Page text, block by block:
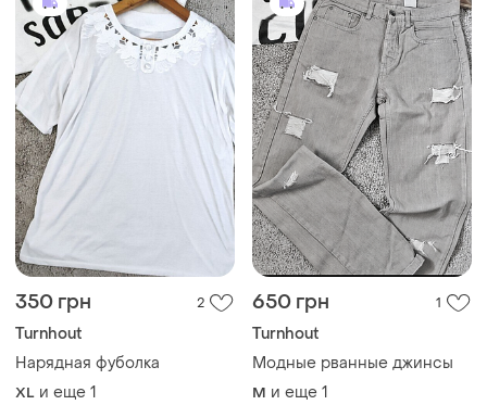
350 грн 2
Turnhout
Нарядная фуболка
XL и еще 1
650 грн 1
Turnhout
Модные рванные джинсы
M и еще 1